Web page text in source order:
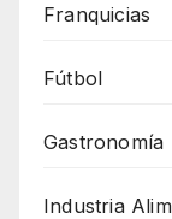
Franquicias
Fútbol
Gastronomía
Industria